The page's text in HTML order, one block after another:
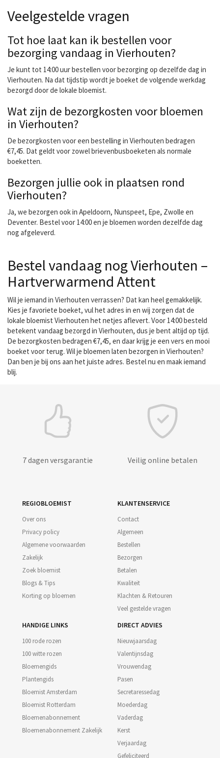
Veelgestelde vragen
Tot hoe laat kan ik bestellen voor
bezorging vandaag in Vierhouten?
Je kunt tot 14:00 uur bestellen voor bezorging op dezelfde dag in
Vierhouten. Na dat tijdstip wordt je boeket de volgende werkdag
bezorgd door de lokale bloemist.
Wat zijn de bezorgkosten voor bloemen
in Vierhouten?
De bezorgkosten voor een bestelling in Vierhouten bedragen
€7,45. Dat geldt voor zowel brievenbusboeketen als normale
boeketten.
Bezorgen jullie ook in plaatsen rond
Vierhouten?
Ja, we bezorgen ook in Apeldoorn, Nunspeet, Epe, Zwolle en
Deventer. Bestel voor 14:00 en je bloemen worden dezelfde dag
nog afgeleverd.
Bestel vandaag nog Vierhouten –
Hartverwarmend Attent
Wil je iemand in Vierhouten verrassen? Dat kan heel gemakkelijk.
Kies je favoriete boeket, vul het adres in en wij zorgen dat de
lokale bloemist Vierhouten het netjes aflevert. Voor 14:00 besteld
betekent vandaag bezorgd in Vierhouten, dus je bent altijd op tijd.
De bezorgkosten bedragen €7,45, en daar krijg je een vers en mooi
boeket voor terug. Wil je bloemen laten bezorgen in Vierhouten?
Dan ben je bij ons aan het juiste adres. Bestel nu en maak iemand
blij.
7 dagen versgarantie Veilig online betalen
REGIOBLOEMIST
Over ons
Privacy policy
Algemene voorwaarden
Zakelijk
Zoek bloemist
Blogs & Tips
Korting op bloemen
KLANTENSERVICE
Contact
Algemeen
Bestellen
Bezorgen
Betalen
Kwaliteit
Klachten & Retouren
Veel gestelde vragen
HANDIGE LINKS
100 rode rozen
100 witte rozen
Bloemengids
Plantengids
Bloemist Amsterdam
Bloemist Rotterdam
Bloemenabonnement
Bloemenabonnement Zakelijk
DIRECT ADVIES
Nieuwjaarsdag
Valentijnsdag
Vrouwendag
Pasen
Secretaressedag
Moederdag
Vaderdag
Kerst
Verjaardag
Gefeliciteerd